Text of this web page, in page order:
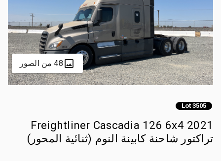
48 من الصور
Lot 3505
2021 Freightliner Cascadia 126 6x4
تراكتور شاحنة كابينة النوم (ثنائية المحور)